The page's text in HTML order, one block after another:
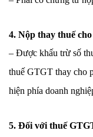
4. Nộp thay thuế
– Được khấu trừ số
thuế GTGT thay cho
hiện phía doanh
5. Đối với thuế